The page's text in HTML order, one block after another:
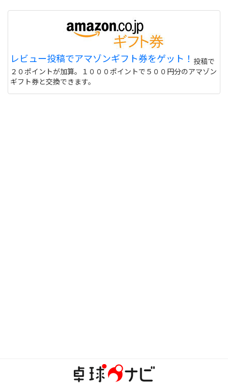
レビュー投稿でアマゾンギフト券をゲット！ 投稿で
２０ポイントが加算。１０００ポイントで５００円分のアマゾン
ギフト券と交換できます。